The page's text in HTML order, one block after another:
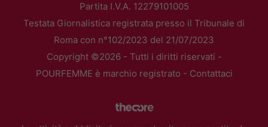
Partita I.V.A. 12279101005
Testata Giornalistica registrata presso il Tribunale di
Roma con n°102/2023 del 21/07/2023
Copyright ©2026 - Tutti i diritti riservati -
POURFEMME è marchio registrato - Contattaci